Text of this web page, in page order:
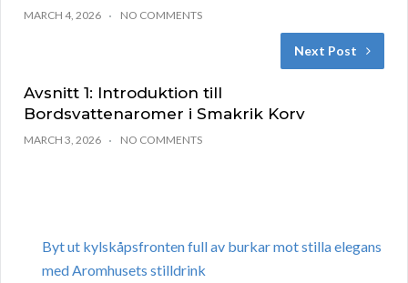
MARCH 4, 2026 NO COMMENTS
Next Post
Avsnitt 1: Introduktion till
Bordsvattenaromer i Smakrik Korv
MARCH 3, 2026 NO COMMENTS
Byt ut kylskåpsfronten full av burkar mot stilla elegans
med Aromhusets stilldrink